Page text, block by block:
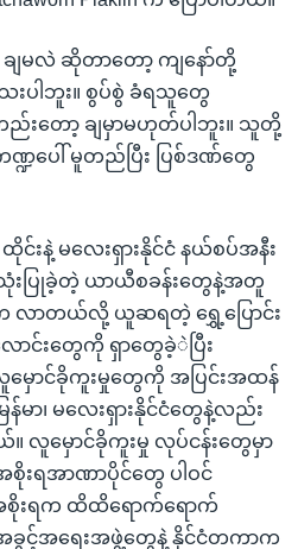
ျမလဲ ဆိုတာတော့ ကျနော်တို့
းပါဘူး။ စွပ်စွဲ ခံရသူတွေ
တော့ ချမှာမဟုတ်ပါဘူး။ သူတို့
ပေါ် မူတည်ပြီး ပြစ်ဒဏ်တွေ
င်းနဲ့ မလေးရှားနိုင်ငံ နယ်စပ်အနီး
းပြုခဲ့တဲ့ ယာယီစခန်းတွေနဲ့အတူ
ငံက လာတယ်လို့ ယူဆရတဲ့ ရွှေ့ပြောင်း
ာင်းတွေကို ရှာတွေခဲ့ဲပြီး
မှောင်ခိုကူးမှုတွေကို အပြင်းအထန်
န်မာ၊ မလေးရှားနိုင်ငံတွေနဲ့လည်း
။ လူမှောင်ခိုကူးမှု လုပ်ငန်းတွေမှာ
းရအာဏာပိုင်တွေ ပါဝင်
စိုးရက ထိထိရောက်ရောက်
င့်အရေးအဖွဲ့တွေနဲ့ နိုင်ငံတကာက